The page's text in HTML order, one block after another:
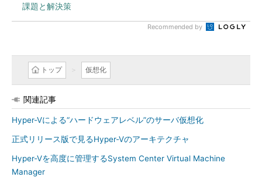
課題と解決策
Recommended by
トップ 仮想化
関連記事
Hyper-Vによる“ハードウェアレベル”のサーバ仮想化
正式リリース版で見るHyper-Vのアーキテクチャ
Hyper-Vを高度に管理するSystem Center Virtual Machine
Manager